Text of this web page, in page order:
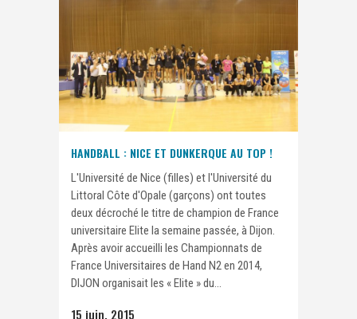
HANDBALL : NICE ET DUNKERQUE AU TOP !
L'Université de Nice (filles) et l'Université du
Littoral Côte d'Opale (garçons) ont toutes
deux décroché le titre de champion de France
universitaire Elite la semaine passée, à Dijon.
Après avoir accueilli les Championnats de
France Universitaires de Hand N2 en 2014,
DIJON organisait les « Elite » du...
15 juin, 2015